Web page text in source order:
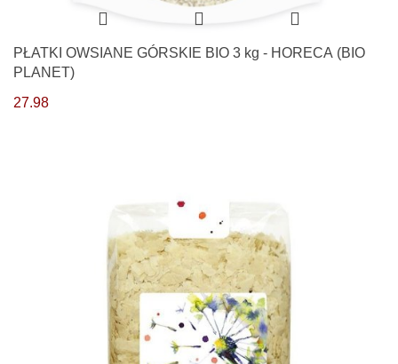
PŁATKI OWSIANE GÓRSKIE BIO 3 kg - HORECA (BIO
PLANET)
27.98